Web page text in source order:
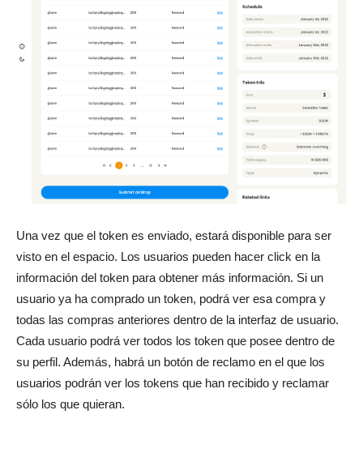
Una vez que el token es enviado, estará disponible para ser
visto en el espacio. Los usuarios pueden hacer click en la
información del token para obtener más información. Si un
usuario ya ha comprado un token, podrá ver esa compra y
todas las compras anteriores dentro de la interfaz de usuario.
Cada usuario podrá ver todos los token que posee dentro de
su perfil. Además, habrá un botón de reclamo en el que los
usuarios podrán ver los tokens que han recibido y reclamar
sólo los que quieran.